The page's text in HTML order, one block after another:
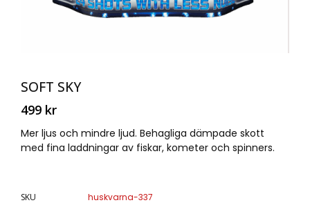
SOFT SKY
499 kr
Mer ljus och mindre ljud. Behagliga dämpade skott
med fina laddningar av fiskar, kometer och spinners.
SKU
huskvarna-337